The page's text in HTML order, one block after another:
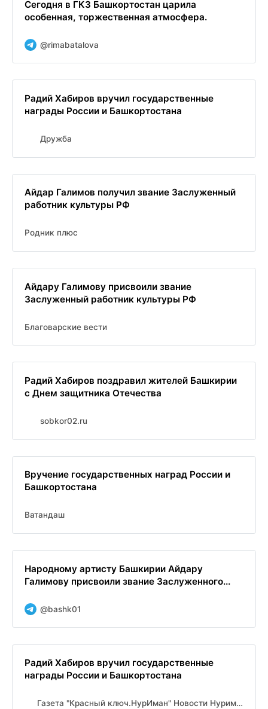
Сегодня в ГКЗ Башкортостан царила
особенная, торжественная атмосфера.
@rimabatalova
Радий Хабиров вручил государственные
награды России и Башкортостана
Дружба
Айдар Галимов получил звание Заслуженный
работник культуры РФ
Родник плюс
Айдару Галимову присвоили звание
Заслуженный работник культуры РФ
Благоварские вести
Радий Хабиров поздравил жителей Башкирии
с Днем защитника Отечества
sobkor02.ru
Вручение государственных наград России и
Башкортостана
Ватандаш
Народному артисту Башкирии Айдару
Галимову присвоили звание Заслуженного...
@bashk01
Радий Хабиров вручил государственные
награды России и Башкортостана
Газета "Красный ключ.НурИман" Новости Нуримановского района